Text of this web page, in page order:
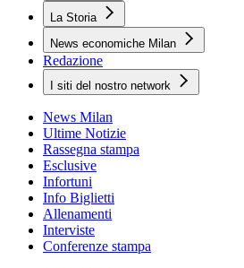
La Storia
News economiche Milan
Redazione
I siti del nostro network
News Milan
Ultime Notizie
Rassegna stampa
Esclusive
Infortuni
Info Biglietti
Allenamenti
Interviste
Conferenze stampa